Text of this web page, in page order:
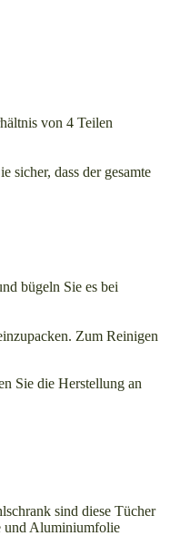
von 4 Teilen
sicher, dass der gesamte
bügeln Sie es bei
Zum Reinigen
Sie die Herstellung an
sind diese Tücher
und Aluminiumfolie